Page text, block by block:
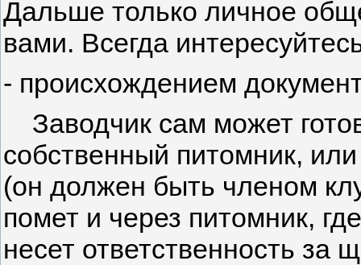
Дальше только личное
вами. Всегда
- происхождением
Заводчик сам может
собственный питомник,
(он должен быть членом
помет и через питомник,
несет ответственность за